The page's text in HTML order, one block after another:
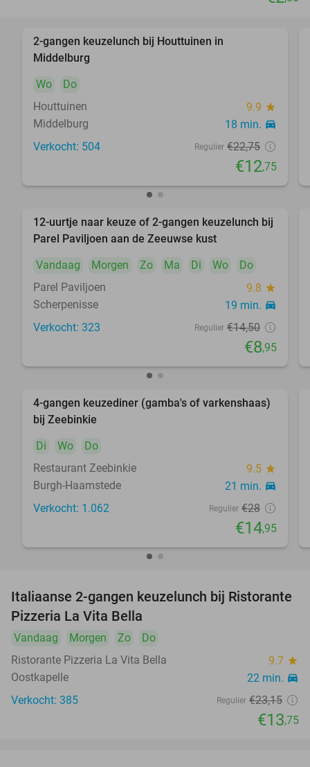
2-gangen keuzelunch bij Houttuinen in
Middelburg
Wo
Do
Houttuinen
9.9 star
Middelburg 18 min. directions_car
Verkocht: 504 Regulier €22,75
€12,75
38%
12-uurtje naar keuze of 2-gangen keuzelunch bij
Parel Paviljoen aan de Zeeuwse kust
Vandaag
Morgen Zo Ma Di Wo
Do
Parel Paviljoen
9.8 star
Scherpenisse 19 min. directions_car
Verkocht: 323 Regulier €14,50
€8,95
47%
4-gangen keuzediner (gamba's of varkenshaas)
bij Zeebinkie
Di
Wo
Do
Restaurant Zeebinkie
9.5 star
Burgh-Haamstede 21 min. directions_car
Verkocht: 1.062 Regulier €28
€14,95
41%
Italiaanse 2-gangen keuzelunch bij Ristorante
Pizzeria La Vita Bella
Vandaag Morgen Zo
Do
Ristorante Pizzeria La Vita Bella
9.7 star
Oostkapelle 22 min. directions_car
Verkocht: 385 Regulier €23,15
€13,75